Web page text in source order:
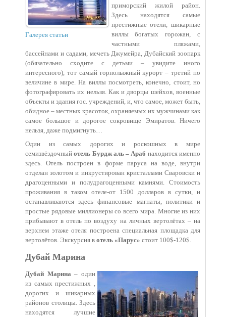
Галерея статьи
приморский жилой район.
Здесь находятся самые
престижные отели, шикарные
виллы богатых горожан, с
частными пляжами,
бассейнами и садами, мечеть Джумейра, Дубайский зоопарк
(обязательно сходите с детьми – увидите иного
интересного), тот самый горнолыжный курорт – третий по
величине в мире. На виллы посмотреть, конечно, стоит, но
фотографировать их нельзя. Как и дворцы шейхов, военные
объекты и здания гос. учреждений, и, что самое, может быть,
обидное – местных красоток, охраняемых их мужчинами как
самое большое и дорогое сокровище Эмиратов. Ничего
нельзя, даже подмигнуть…
Один из самых дорогих и роскошных в мире
семизвёздочныйотель Бурдж аль – Араб находится именно
здесь. Отель построен в форме паруса на воде, внутри
отделан золотом и инкрустирован кристаллами Сваровски и
драгоценными и полудрагоценными камнями. Стоимость
проживания в таком отеле-от 1500 долларов в сутки, и
останавливаются здесь финансовые магнаты, политики и
простые рядовые миллионеры со всего мира. Многие из них
прибывают в отель по воздуху на личных вертолётах – на
верхнем этаже отеля построена специальная площадка для
вертолётов. Экскурсия в отель «Парус» стоит 100$-120$.
Дубай Марина
Дубай Марина – один
из самых престижных ,
дорогих и шикарных
районов столицы. Здесь
находятся лучшие